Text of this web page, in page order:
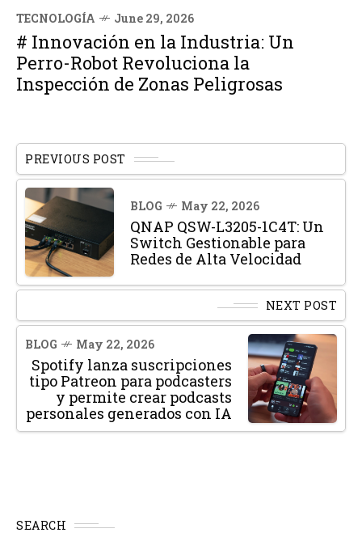
TECNOLOGÍA June 29, 2026
# Innovación en la Industria: Un
Perro-Robot Revoluciona la
Inspección de Zonas Peligrosas
PREVIOUS POST
BLOG May 22, 2026
QNAP QSW-L3205-1C4T: Un
Switch Gestionable para
Redes de Alta Velocidad
NEXT POST
BLOG May 22, 2026
Spotify lanza suscripciones
tipo Patreon para podcasters
y permite crear podcasts
personales generados con IA
SEARCH